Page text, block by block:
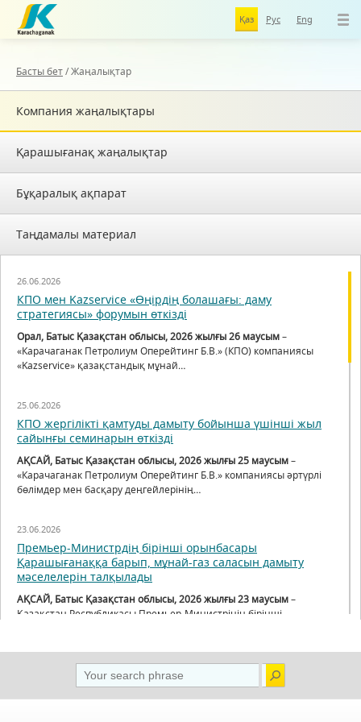
Қаз Рус Eng
Басты бет/Жаңалықтар
Компания жаңалықтары
Қарашығанақ жаңалықтар
Бұқаралық ақпарат
Таңдамалы материал
26.06.2026
КПО мен Kazservice «Өңірдің болашағы: даму
стратегиясы» форумын өткізді
Орал, Батыс Қазақстан облысы, 2026 жылғы 26 маусым–
«Карачаганак Петролиум Оперейтинг Б.В.» (КПО) компаниясы
«Kazservice» қазақстандық мұнай…
25.06.2026
КПО жергілікті қамтуды дамыту бойынша үшінші жыл
сайынғы семинарын өткізді
АҚСАЙ, Батыс Қазақстан облысы, 2026 жылғы 25 маусым–
«Карачаганак Петролиум Оперейтинг Б.В.» компаниясы әртүрлі
бөлімдер мен басқару деңгейлерінің…
23.06.2026
Премьер-Министрдің бірінші орынбасары
Қарашығанаққа барып, мұнай-газ саласын дамыту
мәселелерін талқылады
АҚСАЙ, Батыс Қазақстан облысы, 2026 жылғы 23 маусым–
Қазақстан Республикасы Премьер-Министрінің бірінші
КПО компаниясы жергілікті қамтуды қолдауға
бағытталған шараларды күшейтуде: «PetroCouncil»